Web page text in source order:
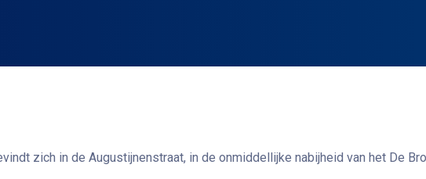
zich in de Augustijnenstraat, in de onmiddellijke nabijheid van het De